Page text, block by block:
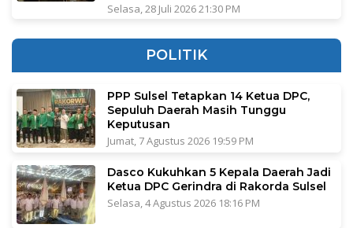
Selasa, 28 Juli 2026 21:30 PM
POLITIK
PPP Sulsel Tetapkan 14 Ketua DPC,
Sepuluh Daerah Masih Tunggu
Keputusan
Jumat, 7 Agustus 2026 19:59 PM
Dasco Kukuhkan 5 Kepala Daerah Jadi
Ketua DPC Gerindra di Rakorda Sulsel
Selasa, 4 Agustus 2026 18:16 PM